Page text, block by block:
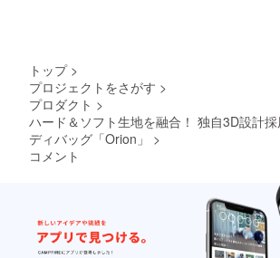
トップ >
プロジェクトをさがす >
プロダクト >
ハード＆ソフト生地を融合！ 独自3D設計
ディバッグ「Orion」
>
コメント